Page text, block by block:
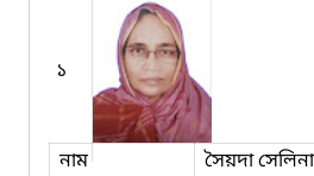
১
নাম
সৈয়দা